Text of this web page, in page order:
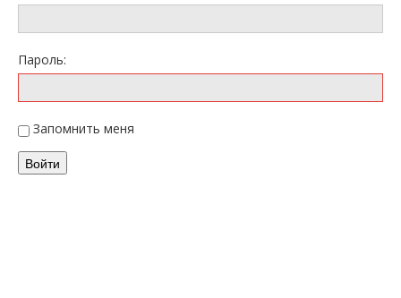
Пароль:
Запомнить меня
Войти